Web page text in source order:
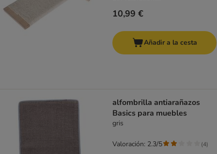
10,99 €
Añadir a la cesta
alfombrilla antiarañazos
Basics para muebles
gris
Valoración: 2.3/5 (4)